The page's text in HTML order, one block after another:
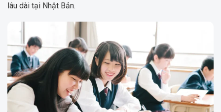
lâu dài tại Nhật Bản.